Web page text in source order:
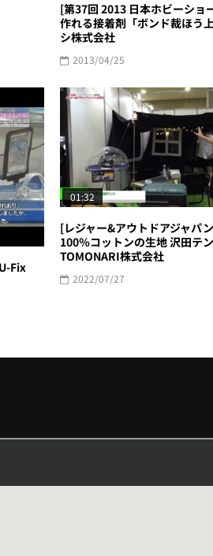
[第37回 2013 日本ホビーショ
作れる接着剤「ボンド裁ほう
シ株式会社
2013/04/25
Fix
01:32
[レジャー&アウトドアジャパ
100％コットンの生地 沢田テ
TOMONARI株式会社
2022/07/27